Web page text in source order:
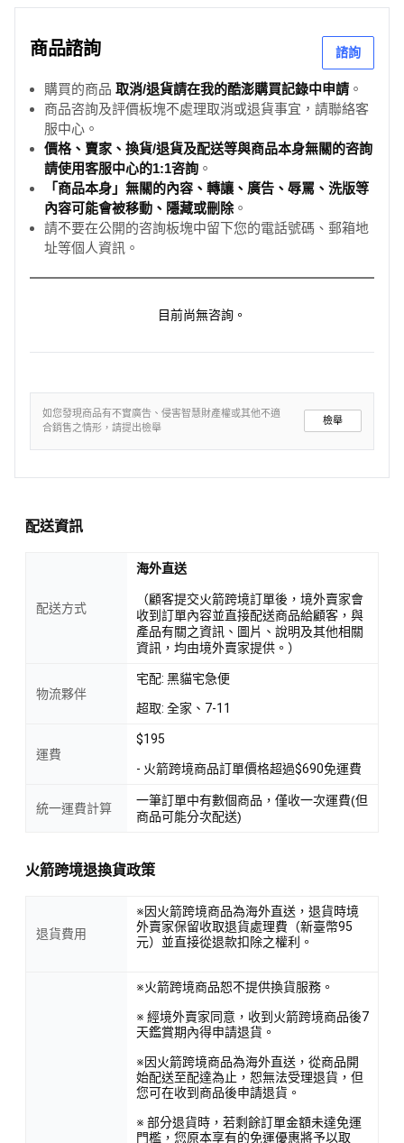
商品諮詢 諮詢
購買的商品 取消/退貨請在我的酷澎購買記錄中申請 。
商品咨詢及評價板塊不處理取消或退貨事宜，請聯絡客
服中心。
價格、賣家、換貨/退貨及配送等與商品本身無關的咨詢
請使用客服中心的1:1咨詢 。
「商品本身」無關的內容、轉讓、廣告、辱罵、洗版等
內容可能會被移動、隱藏或刪除。
請不要在公開的咨詢板塊中留下您的電話號碼、郵箱地
址等個人資訊。
目前尚無咨詢。
如您發現商品有不實廣告、侵害智慧財產權或其他不適
合銷售之情形，請提出檢舉
檢舉
配送資訊
配送方式
海外直送
（顧客提交火箭跨境訂單後，境外賣家會
收到訂單內容並直接配送商品給顧客，與
產品有關之資訊、圖片、說明及其他相關
資訊，均由境外賣家提供。）
物流夥伴
宅配: 黑貓宅急便
超取: 全家、7-11
運費
$195
- 火箭跨境商品訂單價格超過$690免運費
統一運費計算
一筆訂單中有數個商品，僅收一次運費(但
商品可能分次配送)
火箭跨境退換貨政策
退貨費用
※因火箭跨境商品為海外直送，退貨時境
外賣家保留收取退貨處理費（新臺幣95
元）並直接從退款扣除之權利。
※火箭跨境商品恕不提供換貨服務。
※ 經境外賣家同意，收到火箭跨境商品後7
天鑑賞期內得申請退貨。
※因火箭跨境商品為海外直送，從商品開
始配送至配達為止，恕無法受理退貨，但
您可在收到商品後申請退貨。
※ 部分退貨時，若剩餘訂單金額未達免運
門檻，您原本享有的免運優惠將予以取